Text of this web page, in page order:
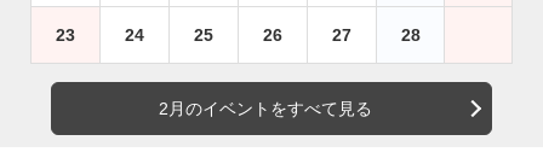
23 24 25 26 27 28
2月のイベントをすべて見る